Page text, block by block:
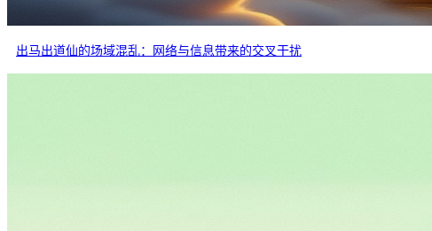
出马出道仙的场域混乱：网络与信息带来的交叉干扰